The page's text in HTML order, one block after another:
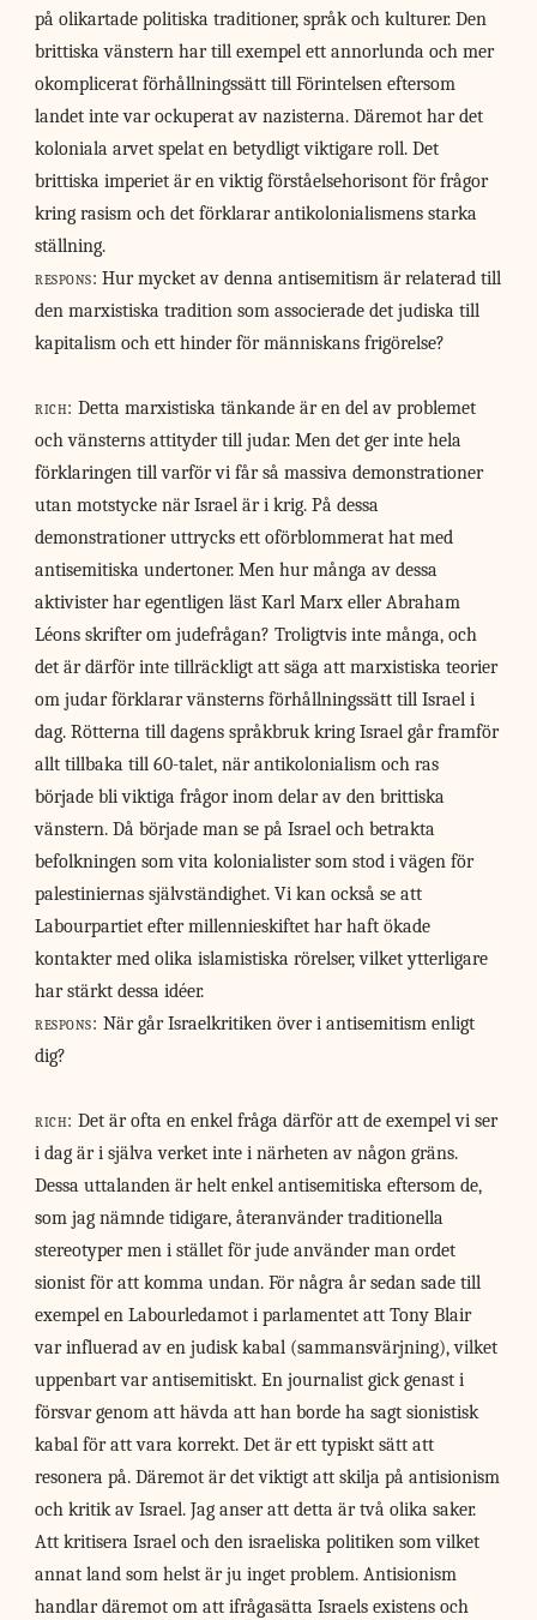
på olikartade politiska traditioner, språk och kulturer. Den
brittiska vänstern har till exempel ett annorlunda och mer
okomplicerat förhållningssätt till Förintelsen eftersom
landet inte var ockuperat av nazisterna. Däremot har det
koloniala arvet spelat en betydligt viktigare roll. Det
brittiska imperiet är en viktig förståelsehorisont för frågor
kring rasism och det förklarar antikolonialismens starka
ställning.
respons: Hur mycket av denna antisemitism är relaterad till
den marxistiska tradition som associerade det judiska till
kapitalism och ett hinder för människans frigörelse?
rich: Detta marxistiska tänkande är en del av problemet
och vänsterns attityder till judar. Men det ger inte hela
förklaringen till varför vi får så massiva demonstrationer
utan motstycke när Israel är i krig. På dessa
demonstrationer uttrycks ett oförblommerat hat med
antisemitiska undertoner. Men hur många av dessa
aktivister har egentligen läst Karl Marx eller Abraham
Léons skrifter om judefrågan? Troligtvis inte många, och
det är därför inte tillräckligt att säga att marxistiska teorier
om judar förklarar vänsterns förhållningssätt till Israel i
dag. Rötterna till dagens språkbruk kring Israel går framför
allt tillbaka till 60-talet, när antikolonialism och ras
började bli viktiga frågor inom delar av den brittiska
vänstern. Då började man se på Israel och betrakta
befolkningen som vita kolonialister som stod i vägen för
palestiniernas självständighet. Vi kan också se att
Labourpartiet efter millennieskiftet har haft ökade
kontakter med olika islamistiska rörelser, vilket ytterligare
har stärkt dessa idéer.
respons: När går Israelkritiken över i antisemitism enligt
dig?
rich:Det är ofta en enkel fråga därför att de exempel vi ser
i dag är i själva verket inte i närheten av någon gräns.
Dessa uttalanden är helt enkel antisemitiska eftersom de,
som jag nämnde tidigare, återanvänder traditionella
stereotyper men i stället för jude använder man ordet
sionist för att komma undan. För några år sedan sade till
exempel en Labourledamot i parlamentet att Tony Blair
var influerad av en judisk kabal (sammansvärjning), vilket
uppenbart var antisemitiskt. En journalist gick genast i
försvar genom att hävda att han borde ha sagt sionistisk
kabal för att vara korrekt. Det är ett typiskt sätt att
resonera på. Däremot är det viktigt att skilja på antisionism
och kritik av Israel. Jag anser att detta är två olika saker.
Att kritisera Israel och den israeliska politiken som vilket
annat land som helst är ju inget problem. Antisionism
handlar däremot om att ifrågasätta Israels existens och